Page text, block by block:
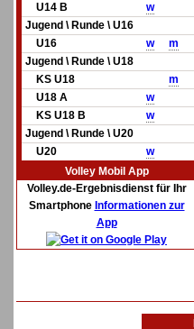
U14 B
w
Jugend \ Runde \ U16
U16
w
m
Jugend \ Runde \ U18
KS U18
m
U18 A
w
KS U18 B
w
Jugend \ Runde \ U20
U20
w
Volley Mobil App
Volley.de-Ergebnisdienst für Ihr
Smartphone Informationen zur
App